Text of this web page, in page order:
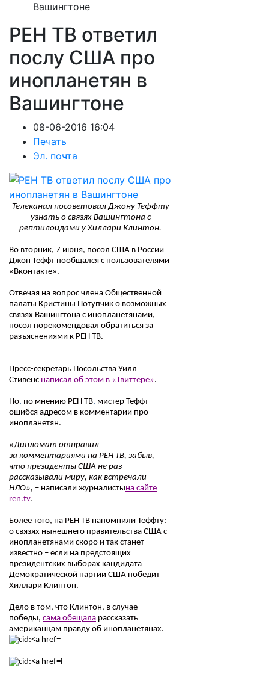
Вашингтоне
РЕН ТВ ответил
послу США про
инопланетян в
Вашингтоне
08-06-2016 16:04
Печать
Эл. почта
Телеканал посоветовал Джону Теффту
узнать о связях Вашингтона с
рептилоидами у Хиллари Клинтон.
Во вторник, 7 июня, посол США в России
Джон Теффт пообщался с пользователями
«Вконтакте».
Отвечая на вопрос члена Общественной
палаты Кристины Потупчик о возможных
связях Вашингтона с инопланетянами,
посол порекомендовал обратиться за
разъяснениями к РЕН ТВ.
Пресс-секретарь Посольства Уилл
Стивенс написал об этом в «Твиттере».
Но, по мнению РЕН ТВ, мистер Теффт
ошибся адресом в комментарии про
инопланетян.
«Дипломат отправил
за комментариями на РЕН ТВ, забыв,
что президенты США не раз
рассказывали миру, как встречали
НЛО», – написали журналистына сайте
ren.tv.
Более того, на РЕН ТВ напомнили Теффту:
о связях нынешнего правительства США с
инопланетянами скоро и так станет
известно – если на предстоящих
президентских выборах кандидата
Демократической партии США победит
Хиллари Клинтон.
Дело в том, что Клинтон, в случае
победы, сама обещала рассказать
американцам правду об инопланетянах.
i